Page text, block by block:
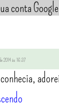
conta
de 2014 às 16:37